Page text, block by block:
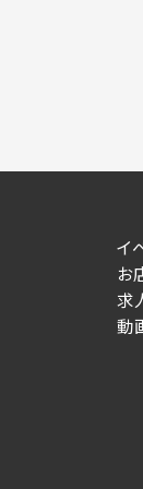
の項目
より直接取得し
法
磁的な方法（本
予約フォームよ
し込みを行った
供
イ
お
求
動